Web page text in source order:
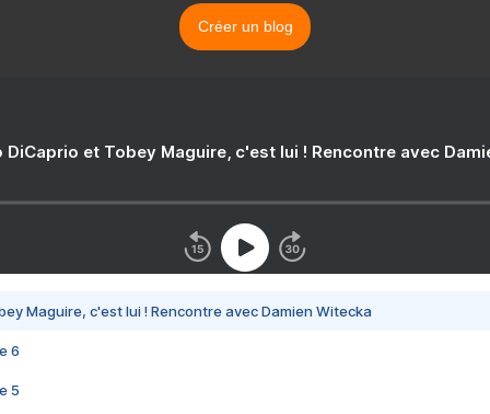
Créer un blog
DiCaprio et Tobey Maguire, c'est lui ! Rencontre avec
Maguire, c'est lui ! Rencontre avec Damien Witecka
6
5